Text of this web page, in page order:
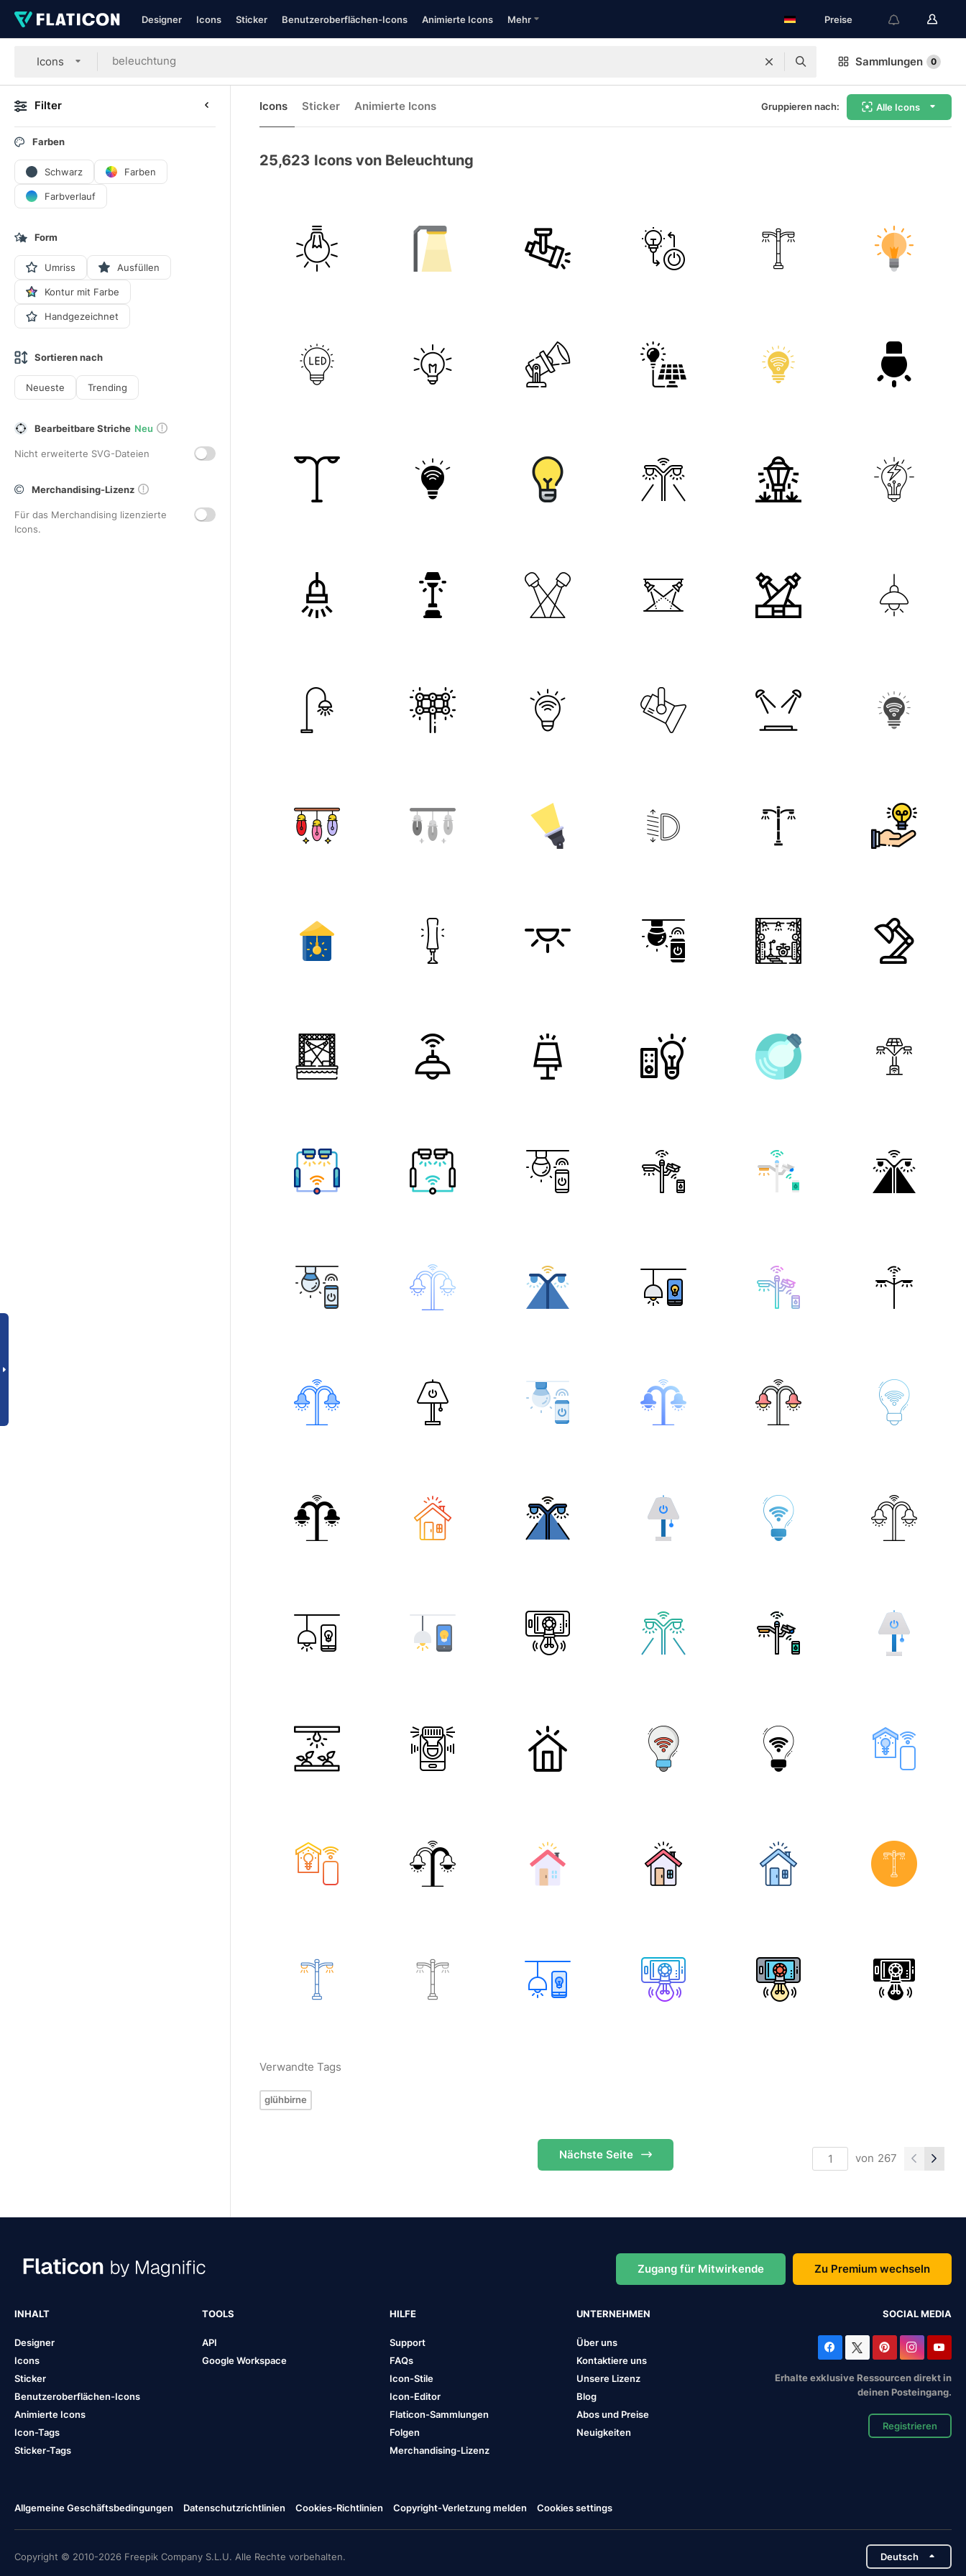
Designer Icons Sticker Benutzeroberflächen-Icons Animierte Icons Mehr Preise
Icons Sammlungen 0
Filter
Farben
Schwarz Farben
Farbverlauf
Form
Umriss Ausfüllen
Kontur mit Farbe
Handgezeichnet
Sortieren nach
Neueste Trending
Bearbeitbare Striche Neu
Nicht erweiterte SVG-Dateien
Merchandising-Lizenz
Für das Merchandising lizenzierte
Icons.
Icons Sticker Animierte Icons Gruppieren nach: Alle Icons
25,623 Icons von Beleuchtung
Verwandte Tags
glühbirne
Nächste Seite von 267
Zugang für Mitwirkende Zu Premium wechseln
INHALT
Designer
Icons
Sticker
Benutzeroberflächen-Icons
Animierte Icons
Icon-Tags
Sticker-Tags
TOOLS
API
Google Workspace
HILFE
Support
FAQs
Icon-Stile
Icon-Editor
Flaticon-Sammlungen
Folgen
Merchandising-Lizenz
UNTERNEHMEN
Über uns
Kontaktiere uns
Unsere Lizenz
Blog
Abos und Preise
Neuigkeiten
SOCIAL MEDIA
Erhalte exklusive Ressourcen direkt in
deinen Posteingang.
Registrieren
Allgemeine Geschäftsbedingungen Datenschutzrichtlinien Cookies-Richtlinien Copyright-Verletzung melden Cookies settings
Copyright © 2010-2026 Freepik Company S.L.U. Alle Rechte vorbehalten. Deutsch